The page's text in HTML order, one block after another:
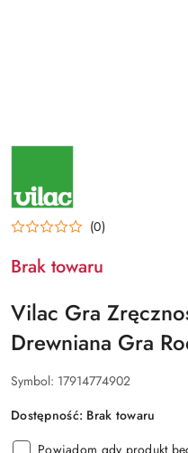
NAZWA
(0)
Brak towaru
Vilac Gra
Drewniana Gra
Symbol: 17914774902
Dostępność: Brak towaru
Powiadom gdy produkt